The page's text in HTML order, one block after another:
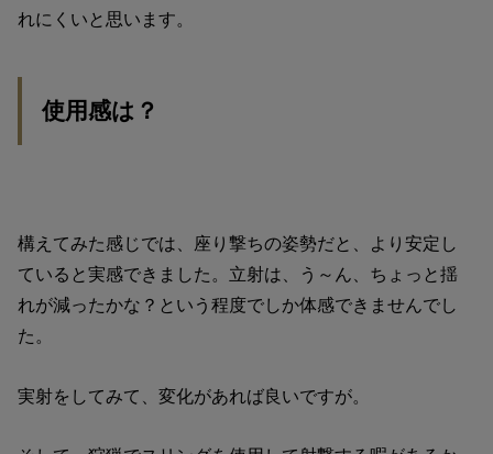
れにくいと思います。
使用感は？
構えてみた感じでは、座り撃ちの姿勢だと、より安定し
ていると実感できました。立射は、う～ん、ちょっと揺
れが減ったかな？という程度でしか体感できませんでし
た。
実射をしてみて、変化があれば良いですが。